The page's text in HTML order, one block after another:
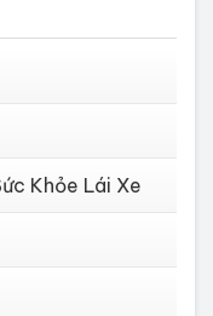
Khỏe Lái Xe